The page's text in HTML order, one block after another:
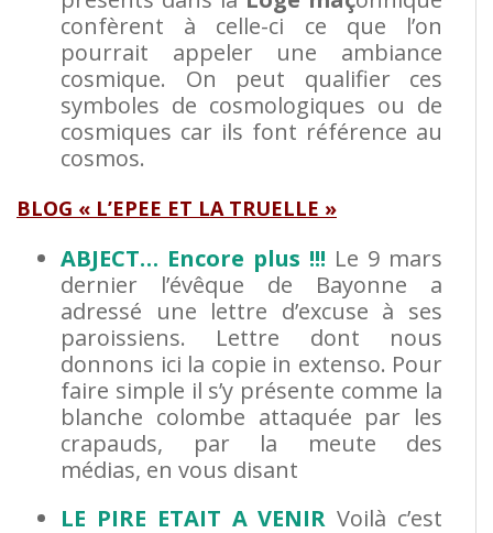
confèrent à celle-ci ce que l’on
pourrait appeler une ambiance
cosmique. On peut qualifier ces
symboles de cosmologiques ou de
cosmiques car ils font référence au
cosmos.
BLOG « L’EPEE ET LA TRUELLE »
ABJECT… Encore plus !!! Le 9 mars
dernier l’évêque de Bayonne a
adressé une lettre d’excuse à ses
paroissiens. Lettre dont nous
donnons ici la copie in extenso. Pour
faire simple il s’y présente comme la
blanche colombe attaquée par les
crapauds, par la meute des
médias, en vous disant
LE PIRE ETAIT A VENIR Voilà c’est